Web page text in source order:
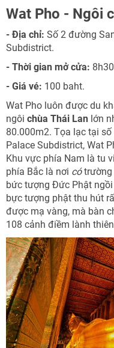
Wat Pho - Ngôi
- Địa chỉ: Số 2 đường
Subdistrict.
- Thời gian mở cửa:
- Giá vé: 100 baht.
Wat Pho luôn được du
ngôi chùa Thái Lan lớn
80.000m2. Tọa lạc tại
Palace Subdistrict, Wat
Khu vực phía Nam là tu
phía Bắc là nơi cótrường
bức tượng Đức Phật
bực tượng phật thu hút
được mạ vàng, mà bàn
108 cảnh điềm lành